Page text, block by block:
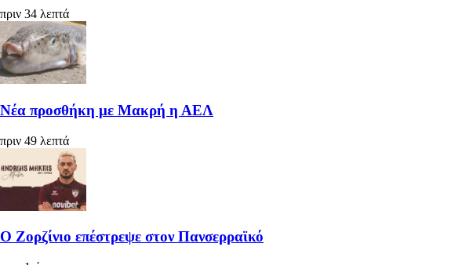
πριν 34 λεπτά
Νέα προσθήκη με Μακρή η ΑΕΛ
πριν 49 λεπτά
Ο Ζορζίνιο επέστρεψε στον Πανσερραϊκό